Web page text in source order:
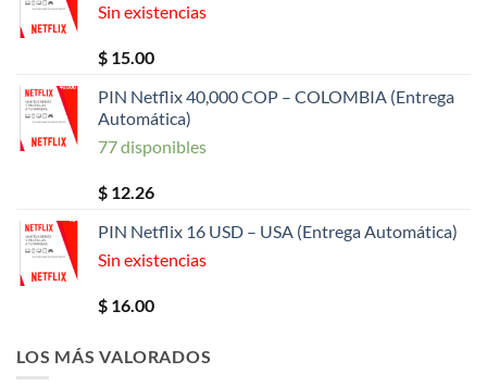
Sin existencias
$ 15.00
PIN Netflix 40,000 COP – COLOMBIA (Entrega
Automática)
77 disponibles
$ 12.26
PIN Netflix 16 USD – USA (Entrega Automática)
Sin existencias
$ 16.00
LOS MÁS VALORADOS